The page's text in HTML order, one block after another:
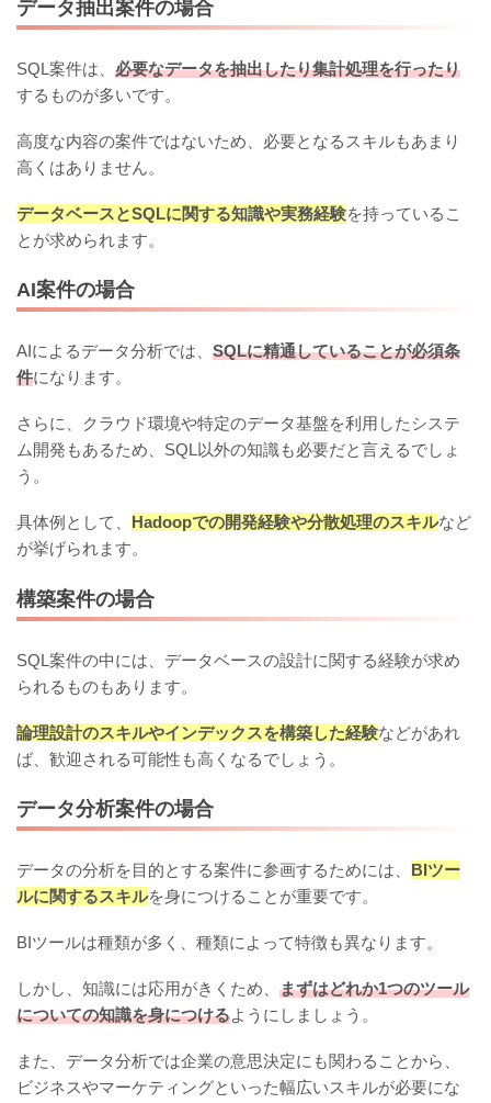
データ抽出案件の場合
SQL案件は、 必要なデータを抽出したり集計処理を行ったり
するものが多いです。
高度な内容の案件ではないため、必要となるスキルもあまり
高くはありません。
データベースとSQLに関する知識や実務経験を持っているこ
とが求められます。
AI案件の場合
AIによるデータ分析では、 SQLに精通していることが必須条
件になります。
さらに、クラウド環境や特定のデータ基盤を利用したシステ
ム開発もあるため、SQL以外の知識も必要だと言えるでしょ
う。
具体例として、 Hadoopでの開発経験や分散処理のスキルなど
が挙げられます。
構築案件の場合
SQL案件の中には、データベースの設計に関する経験が求め
られるものもあります。
論理設計のスキルやインデックスを構築した経験などがあれ
ば、歓迎される可能性も高くなるでしょう。
データ分析案件の場合
データの分析を目的とする案件に参画するためには、 BIツー
ルに関するスキルを身につけることが重要です。
BIツールは種類が多く、種類によって特徴も異なります。
しかし、知識には応用がきくため、 まずはどれか1つのツール
についての知識を身につけるようにしましょう。
また、データ分析では企業の意思決定にも関わることから、
ビジネスやマーケティングといった幅広いスキルが必要にな